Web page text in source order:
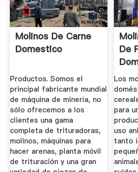
Molinos De Carne
Domestico
Productos. Somos el
principal fabricante mundial
de máquina de minería, no
sólo ofrecemos a los
clientes una gama
completa de trituradoras,
molinos, máquinas para
hacer arenas, planta móvil
de trituración y una gran
De
Los
para
uso
tanto